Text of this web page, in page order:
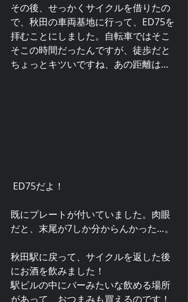
その後、せっかくサイクルを借りたの
で、秋田の車両基地に行って、ED75を
拝むことにしました。自転車ではそこ
そこの時間だったんですが、徒歩だと
ちょっとキツいですね、あの距離は…
ED75だよ！
既にプレートが付いていました。肉眼
だと、末尾が7しか分からんかった…。
秋田駅に戻って、サイクルを返した後
にお酒を飲みました！
駅ビルの中にバーみたいな飲める場所
があって、おつまみも買えるのです！